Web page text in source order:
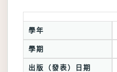
學年
學期
出版（發表）日期